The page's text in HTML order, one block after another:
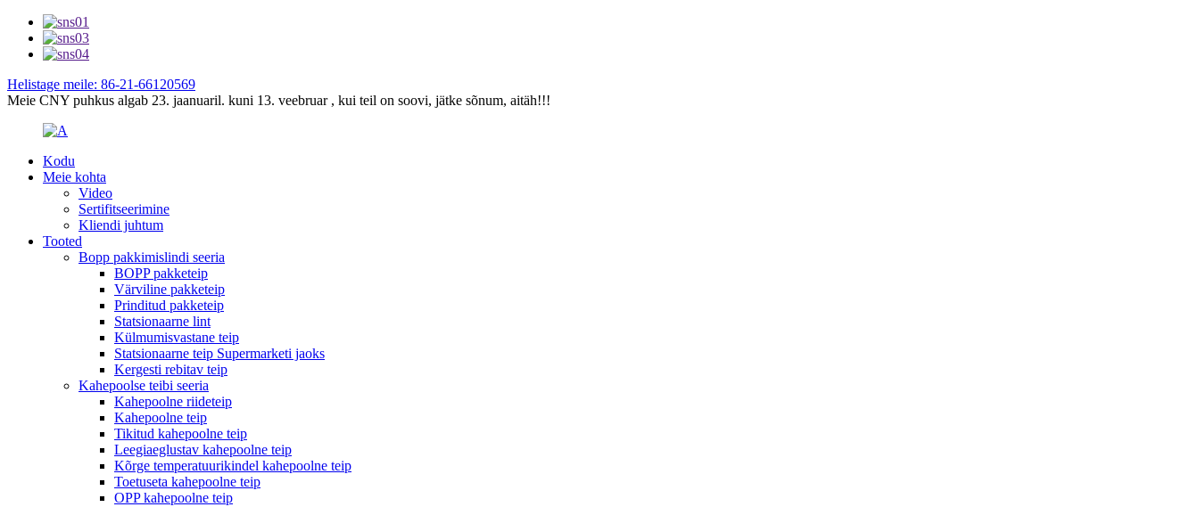
Helistage meile: 86-21-66120569
Meie CNY puhkus algab 23. jaanuaril. kuni 13. veebruar , kui teil on soovi, jätke sõnum, aitäh!!!
Kodu
Meie kohta
Video
Sertifitseerimine
Kliendi juhtum
Tooted
Bopp pakkimislindi seeria
BOPP pakketeip
Värviline pakketeip
Prinditud pakketeip
Statsionaarne lint
Külmumisvastane teip
Statsionaarne teip Supermarketi jaoks
Kergesti rebitav teip
Kahepoolse teibi seeria
Kahepoolne riideteip
Kahepoolne teip
Tikitud kahepoolne teip
Leegiaeglustav kahepoolne teip
Kõrge temperatuurikindel kahepoolne teip
Toetuseta kahepoolne teip
OPP kahepoolne teip